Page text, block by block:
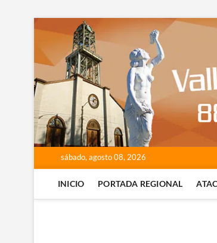
contenido
sábado, agosto 08, 2026
INICIO PORTADA REGIONAL